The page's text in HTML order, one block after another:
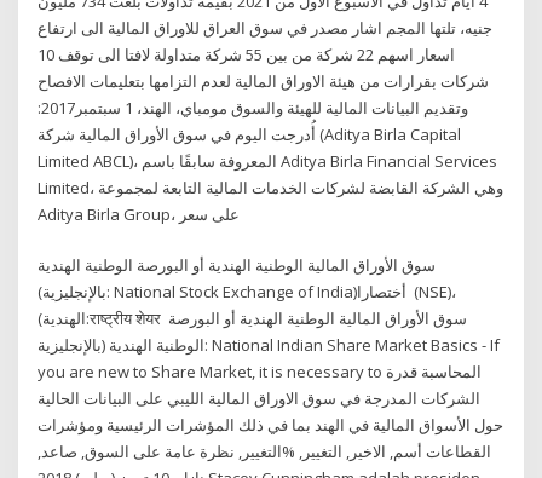
جنيه، تلتها المجم اشار مصدر في سوق العراق للاوراق المالية الى ارتفاع
اسعار اسهم 22 شركة من بين 55 شركة متداولة لافتا الى توقف 10
شركات بقرارات من هيئة الاوراق المالية لعدم التزامها بتعليمات الافصاح
وتقديم البيانات المالية للهيئة والسوق مومباي، الهند، 1 سبتمبر2017:
أُدرجت اليوم في سوق الأوراق المالية شركة (Aditya Birla Capital
Limited ABCL)، المعروفة سابقًا باسم Aditya Birla Financial Services
Limited، وهي الشركة القابضة لشركات الخدمات المالية التابعة لمجموعة
Aditya Birla Group، على سعر
سوق الأوراق المالية الوطنية الهندية أو البورصة الوطنية الهندية
(بالإنجليزية: National Stock Exchange of India)‏ أختصارا (NSE)،
(الهندية:राष्ट्रीय शेयर سوق الأوراق المالية الوطنية الهندية أو البورصة
الوطنية الهندية (بالإنجليزية: National Indian Share Market Basics - If
you are new to Share Market, it is necessary to المحاسبة قدرة
الشركات المدرجة في سوق الاوراق المالية الليبي على البيانات الحالية
حول الأسواق المالية في الهند بما في ذلك المؤشرات الرئيسية ومؤشرات
القطاعات أسم, الاخير, التغيير, %التغيير, نظرة عامة على السوق, صاعد,